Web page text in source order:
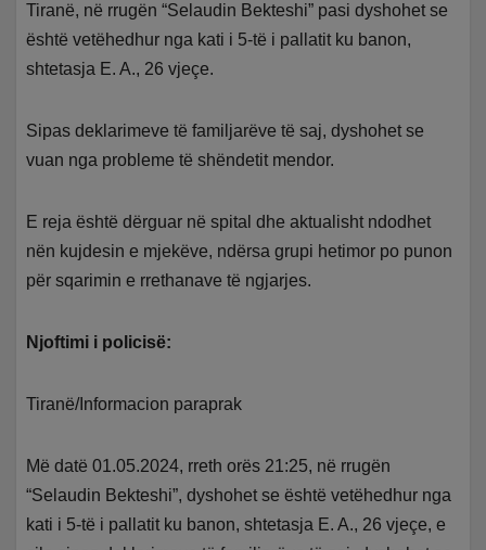
Tiranë, në rrugën “Selaudin Bekteshi” pasi dyshohet se
është vetëhedhur nga kati i 5-të i pallatit ku banon,
shtetasja E. A., 26 vjeçe.
Sipas deklarimeve të familjarëve të saj, dyshohet se
vuan nga probleme të shëndetit mendor.
E reja është dërguar në spital dhe aktualisht ndodhet
nën kujdesin e mjekëve, ndërsa grupi hetimor po punon
për sqarimin e rrethanave të ngjarjes.
Njoftimi i policisë:
Tiranë/Informacion paraprak
Më datë 01.05.2024, rreth orës 21:25, në rrugën
“Selaudin Bekteshi”, dyshohet se është vetëhedhur nga
kati i 5-të i pallatit ku banon, shtetasja E. A., 26 vjeçe, e